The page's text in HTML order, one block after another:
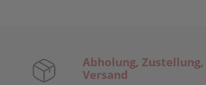
Abholung, Zustellung,
Versand